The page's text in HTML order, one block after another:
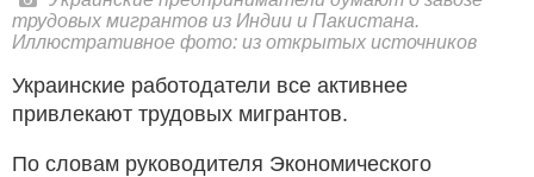
трудовых мигрантов из Индии и Пакистана.
Иллюстративное фото: из открытых источников
Украинские работодатели все активнее
привлекают трудовых мигрантов.
По словам руководителя Экономического